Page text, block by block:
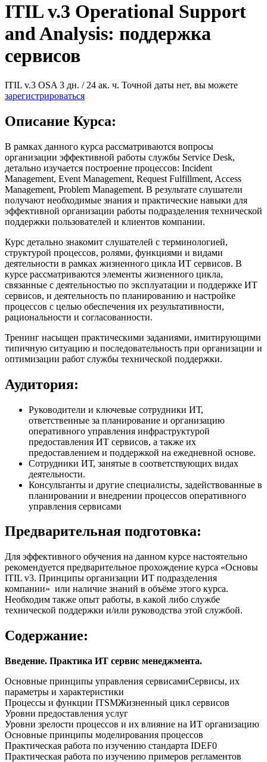
ITIL v.3 Operational Support
and Analysis: поддержка
сервисов
ITIL v.3 OSA 3 дн. / 24 ак. ч. Точной даты нет, вы можете
зарегистрироваться
Описание Курса:
В рамках данного курса рассматриваются вопросы
организации эффективной работы службы Service Desk,
детально изучается построение процессов: Incident
Management, Event Management, Request Fulfillment, Access
Management, Problem Management. В результате слушатели
получают необходимые знания и практические навыки для
эффективной организации работы подразделения технической
поддержки пользователей и клиентов компании.
Курс детально знакомит слушателей с терминологией,
структурой процессов, ролями, функциями и видами
деятельности в рамках жизненного цикла ИТ сервисов. В
курсе рассматриваются элементы жизненного цикла,
связанные с деятельностью по эксплуатации и поддержке ИТ
сервисов, и деятельность по планированию и настройке
процессов с целью обеспечения их результативности,
рациональности и согласованности.
Тренинг насыщен практическими заданиями, имитирующими
типичную ситуацию и последовательность при организации и
оптимизации работ службы технической поддержки.
Аудитория:
Руководители и ключевые сотрудники ИТ,
ответственные за планирование и организацию
оперативного управления инфраструктурой
предоставления ИТ сервисов, а также их
предоставлением и поддержкой на ежедневной основе.
Сотрудники ИТ, занятые в соответствующих видах
деятельности.
Консультанты и другие специалисты, задействованные в
планировании и внедрении процессов оперативного
управления сервисами
Предварительная подготовка:
Для эффективного обучения на данном курсе настоятельно
рекомендуется предварительное прохождение курса «Основы
ITIL v3. Принципы организации ИТ подразделения
компании» или наличие знаний в объёме этого курса.
Необходим также опыт работы, в какой либо службе
технической поддержки и/или руководства этой службой.
Содержание:
Введение. Практика ИТ сервис менеджмента.
Основные принципы управления сервисамиСервисы, их
параметры и характеристики
Процессы и функции ITSMЖизненный цикл сервисов
Уровни предоставления услуг
Уровни зрелости процессов и их влияние на ИТ организацию
Основные принципы моделирования процессов
Практическая работа по изучению стандарта IDEF0
Практическая работа по изучению примеров регламентов